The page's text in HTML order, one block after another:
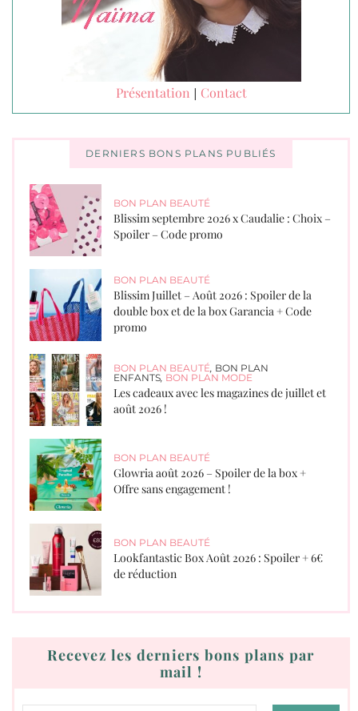
Présentation | Contact
DERNIERS BONS PLANS PUBLIÉS
BON PLAN BEAUTÉ
Blissim septembre 2026 x Caudalie : Choix –
Spoiler – Code promo
BON PLAN BEAUTÉ
Blissim Juillet – Août 2026 : Spoiler de la
double box et de la box Garancia + Code
promo
BON PLAN BEAUTÉ BON PLAN
ENFANTS BON PLAN MODE
Les cadeaux avec les magazines de juillet et
août 2026 !
BON PLAN BEAUTÉ
Glowria août 2026 – Spoiler de la box +
Offre sans engagement !
BON PLAN BEAUTÉ
Lookfantastic Box Août 2026 : Spoiler + 6€
de réduction
Recevez les derniers bons plans par
mail !